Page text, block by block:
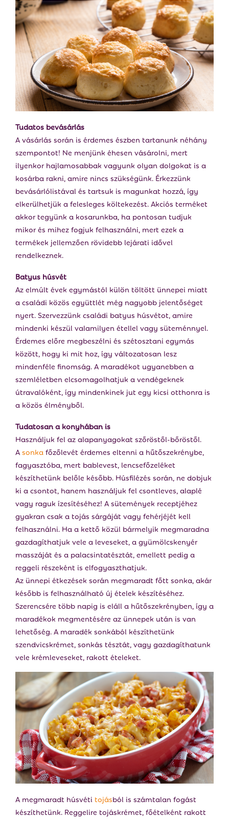
Tudatos bevásárlás
A vásárlás során is érdemes észben tartanunk néhány
szempontot! Ne menjünk éhesen vásárolni, mert
ilyenkor hajlamosabbak vagyunk olyan dolgokat is a
kosárba rakni, amire nincs szükségünk. Érkezzünk
bevásárlólistával és tartsuk is magunkat hozzá, így
elkerülhetjük a felesleges költekezést. Akciós terméket
akkor tegyünk a kosarunkba, ha pontosan tudjuk
mikor és mihez fogjuk felhasználni, mert ezek a
termékek jellemzően rövidebb lejárati idővel
rendelkeznek.
Batyus húsvét
Az elmúlt évek egymástól külön töltött ünnepei miatt
a családi közös együttlét még nagyobb jelentőséget
nyert. Szervezzünk családi batyus húsvétot, amire
mindenki készül valamilyen étellel vagy süteménnyel.
Érdemes előre megbeszélni és szétosztani egymás
között, hogy ki mit hoz, így változatosan lesz
mindenféle finomság. A maradékot ugyanebben a
szemléletben elcsomagolhatjuk a vendégeknek
útravalóként, így mindenkinek jut egy kicsi otthonra is
a közös élményből.
Tudatosan a konyhában is
Használjuk fel az alapanyagokat szőröstől-bőröstől.
Asonkafőzőlevét érdemes eltenni a hűtőszekrénybe,
fagyasztóba, mert bablevest, lencsefőzeléket
készíthetünk belőle később. Húsfilézés során, ne dobjuk
ki a csontot, hanem használjuk fel csontleves, alaplé
vagy raguk ízesítéséhez! A sütemények receptjéhez
gyakran csak a tojás sárgáját vagy fehérjéjét kell
felhasználni. Ha a kettő közül bármelyik megmaradna
gazdagíthatjuk vele a leveseket, a gyümölcskenyér
masszáját és a palacsintatésztát, emellett pedig a
reggeli részeként is elfogyaszthatjuk.
Az ünnepi étkezések során megmaradt főtt sonka, akár
később is felhasználható új ételek készítéséhez.
Szerencsére több napig is eláll a hűtőszekrényben, így a
maradékok megmentésére az ünnepek után is van
lehetőség. A maradék sonkából készíthetünk
szendvicskrémet, sonkás tésztát, vagy gazdagíthatunk
vele krémleveseket, rakott ételeket.
A megmaradt húsvéti tojásból is számtalan fogást
készíthetünk. Reggelire tojáskrémet, főételként rakott